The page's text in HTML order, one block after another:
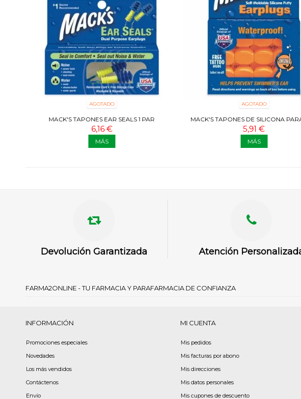
AGOTADO
MACK'S TAPONES EAR SEALS 1 PAR
6,16 €
MÁS
AGOTADO
MACK'S TAPONES DE SILICONA
OÍDOS-NIÑOS 6 PARES
5,91 €
MÁS
Devolución Garantizada Atención
FARMA2ONLINE - TU FARMACIA Y PARAFARMACIA DE CONFIANZA
INFORMACIÓN
Promociones especiales
Novedades
Los más vendidos
Contáctenos
Envío
MI CUENTA
Mis pedidos
Mis facturas por abono
Mis direcciones
Mis datos personales
Mis cupones de descuento